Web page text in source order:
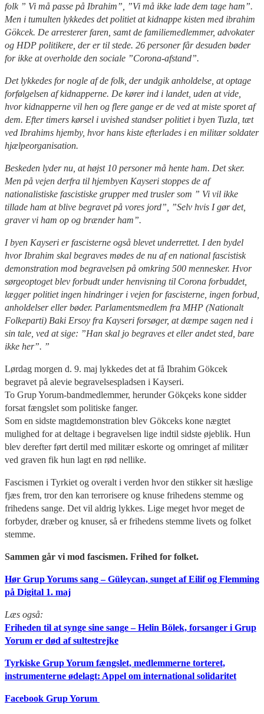
folk ” Vi må passe på Ibrahim”, ”Vi må ikke lade dem tage ham”.
Men i tumulten lykkedes det politiet at kidnappe kisten med ibrahim
Gökcek. De arresterer faren, samt de familiemedlemmer, advokater
og HDP politikere, der er til stede. 26 personer får desuden bøder
for ikke at overholde den sociale ”Corona-afstand”.
Det lykkedes for nogle af de folk, der undgik anholdelse, at optage
forfølgelsen af kidnapperne. De kører ind i landet, uden at vide,
hvor kidnapperne vil hen og flere gange er de ved at miste sporet af
dem. Efter timers kørsel i uvished standser politiet i byen Tuzla, tæt
ved Ibrahims hjemby, hvor hans kiste efterlades i en militær soldater
hjælpeorganisation.
Beskeden lyder nu, at højst 10 personer må hente ham. Det sker.
Men på vejen derfra til hjembyen Kayseri stoppes de af
nationalistiske fascistiske grupper med trusler som ” Vi vil ikke
tillade ham at blive begravet på vores jord”, ”Selv hvis I gør det,
graver vi ham op og brænder ham”.
I byen Kayseri er fascisterne også blevet underrettet. I den bydel
hvor Ibrahim skal begraves mødes de nu af en national fascistisk
demonstration mod begravelsen på omkring 500 mennesker. Hvor
sørgeoptoget blev forbudt under henvisning til Corona forbuddet,
lægger politiet ingen hindringer i vejen for fascisterne, ingen forbud,
anholdelser eller bøder. Parlamentsmedlem fra MHP (Nationalt
Folkeparti) Baki Ersoy fra Kayseri forsøger, at dæmpe sagen ned i
sin tale, ved at sige: ”Han skal jo begraves et eller andet sted, bare
ikke her”. ”
Lørdag morgen d. 9. maj lykkedes det at få Ibrahim Gökcek
begravet på alevie begravelsespladsen i Kayseri.
To Grup Yorum-bandmedlemmer, herunder Gökçeks kone sidder
forsat fængslet som politiske fanger.
Som en sidste magtdemonstration blev Gökceks kone nægtet
mulighed for at deltage i begravelsen lige indtil sidste øjeblik. Hun
blev derefter ført dertil med militær eskorte og omringet af militær
ved graven fik hun lagt en rød nellike.
Fascismen i Tyrkiet og overalt i verden hvor den stikker sit hæslige
fjæs frem, tror den kan terrorisere og knuse frihedens stemme og
frihedens sange. Det vil aldrig lykkes. Lige meget hvor meget de
forbyder, dræber og knuser, så er frihedens stemme livets og folket
stemme.
Sammen går vi mod fascismen. Frihed for folket.
Hør Grup Yorums sang – Güleycan, sunget af Eilif og Flemming
på Digital 1. maj
Læs også:
Friheden til at synge sine sange – Helin Bölek, forsanger i Grup
Yorum er død af sultestrejke
Tyrkiske Grup Yorum fængslet, medlemmerne torteret,
instrumenterne ødelagt: Appel om international solidaritet
Facebook Grup Yorum